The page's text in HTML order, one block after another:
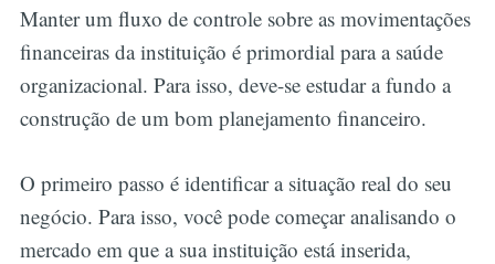
Manter um fluxo de controle sobre as movimentações
financeiras da instituição é primordial para a saúde
organizacional. Para isso, deve-se estudar a fundo a
construção de um bom planejamento financeiro.
O primeiro passo é identificar a situação real do seu
negócio. Para isso, você pode começar analisando o
mercado em que a sua instituição está inserida,